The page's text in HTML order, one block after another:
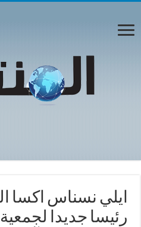
ايلي نسناس اكسا
رئيسا جديدا